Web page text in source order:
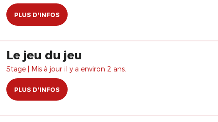
PLUS D'INFOS
Le jeu du jeu
Stage | Mis à jour il y a environ 2 ans.
PLUS D'INFOS